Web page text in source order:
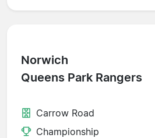
Norwich
Queens Park Rangers
Carrow Road
Championship